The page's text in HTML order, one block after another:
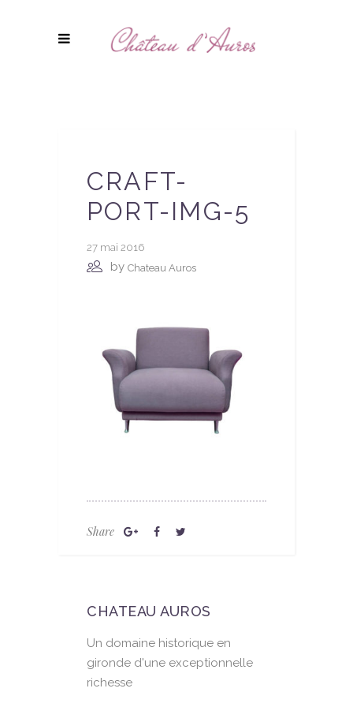
CRAFT-
PORT-IMG-5
27 mai 2016
by Chateau Auros
Share
CHATEAU AUROS
Un domaine historique en
gironde d'une exceptionnelle
richesse